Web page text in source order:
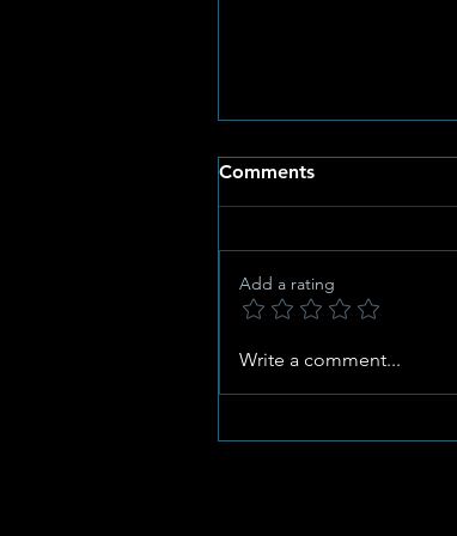
Al Vyf Gimmie-Ruiters
Comments
Add a rating
Write a comment...